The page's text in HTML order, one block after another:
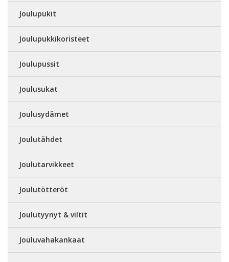
Joulupukit
Joulupukkikoristeet
Joulupussit
Joulusukat
Joulusydämet
Joulutähdet
Joulutarvikkeet
Joulutötteröt
Joulutyynyt & viltit
Jouluvahakankaat